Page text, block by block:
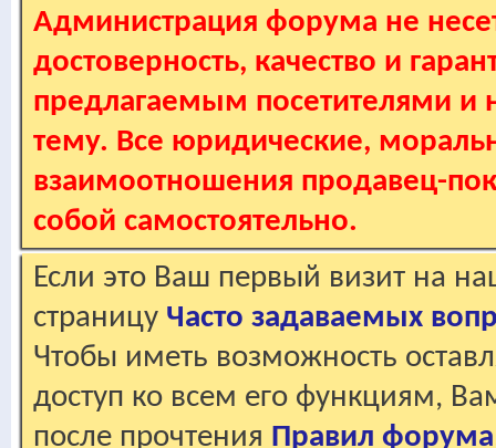
Администрация форума не
достоверность, качество и
предлагаемым посетителями и
тему. Все юридические,
взаимоотношения продавец-
собой самостоятельно.
Если это Ваш первый визит на
страницу Часто задаваемых
Чтобы иметь возможность
доступ ко всем его функциям,
после прочтения Правил форума